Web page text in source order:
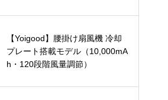
【Yoigood】腰掛け扇風機 冷却
プレート搭載モデル（10,000mA
h・120段階風量調節）